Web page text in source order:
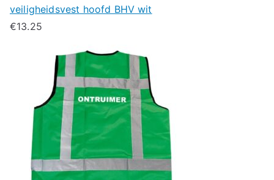
veiligheidsvest hoofd BHV wit
€13.25